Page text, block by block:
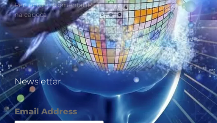
Perceptor Holomental (PH)
na cabeça
Ativações Diárias Lei do
Tempo
Estudos Postulados da Lei
do Tempo e das 260 Chaves
do Synchronotron
Newsletter
Email Address